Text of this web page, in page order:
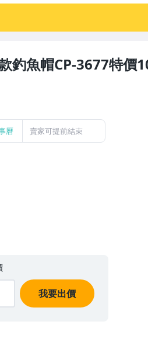
釣魚帽CP-3677特價
曆 賣家可提前結束
我要出價